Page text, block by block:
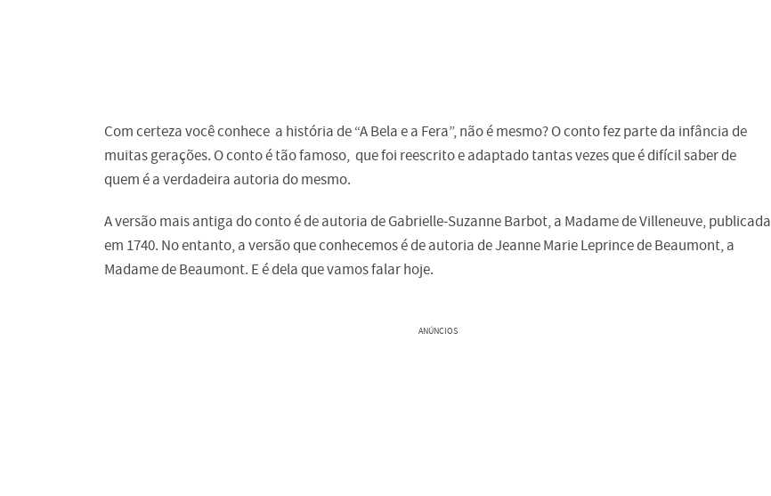
Com certeza você conhece a história de “A Bela e a Fera”, não é mesmo? O conto fez parte da infância de
muitas gerações. O conto é tão famoso, que foi reescrito e adaptado tantas vezes que é difícil saber de
quem é a verdadeira autoria do mesmo.
A versão mais antiga do conto é de autoria de Gabrielle-Suzanne Barbot, a Madame de Villeneuve, publicada
em 1740. No entanto, a versão que conhecemos é de autoria de Jeanne Marie Leprince de Beaumont, a
Madame de Beaumont. E é dela que vamos falar hoje.
ANÚNCIOS